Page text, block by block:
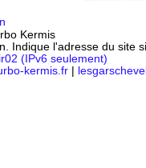
Kermis
Indique l'adresse du site
(IPv6 seulement)
kermis.fr|